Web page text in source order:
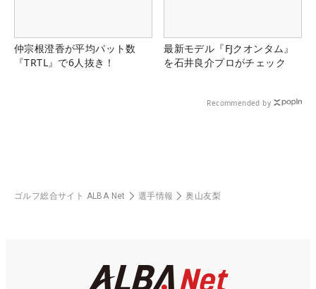
仲宗根澄香が平均パット数
『TRTL』で6人抜き！
最新モデル『FJクオンタム』
を石井良介プロがチェック
Recommended by
ゴルフ総合サイト ALBA Net 選手情報 奥山友梨